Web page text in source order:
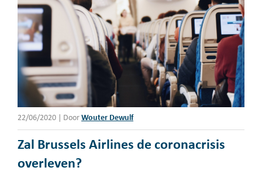
22/06/2020 Door Wouter Dewulf
Zal Brussels Airlines de coronacrisis
overleven?